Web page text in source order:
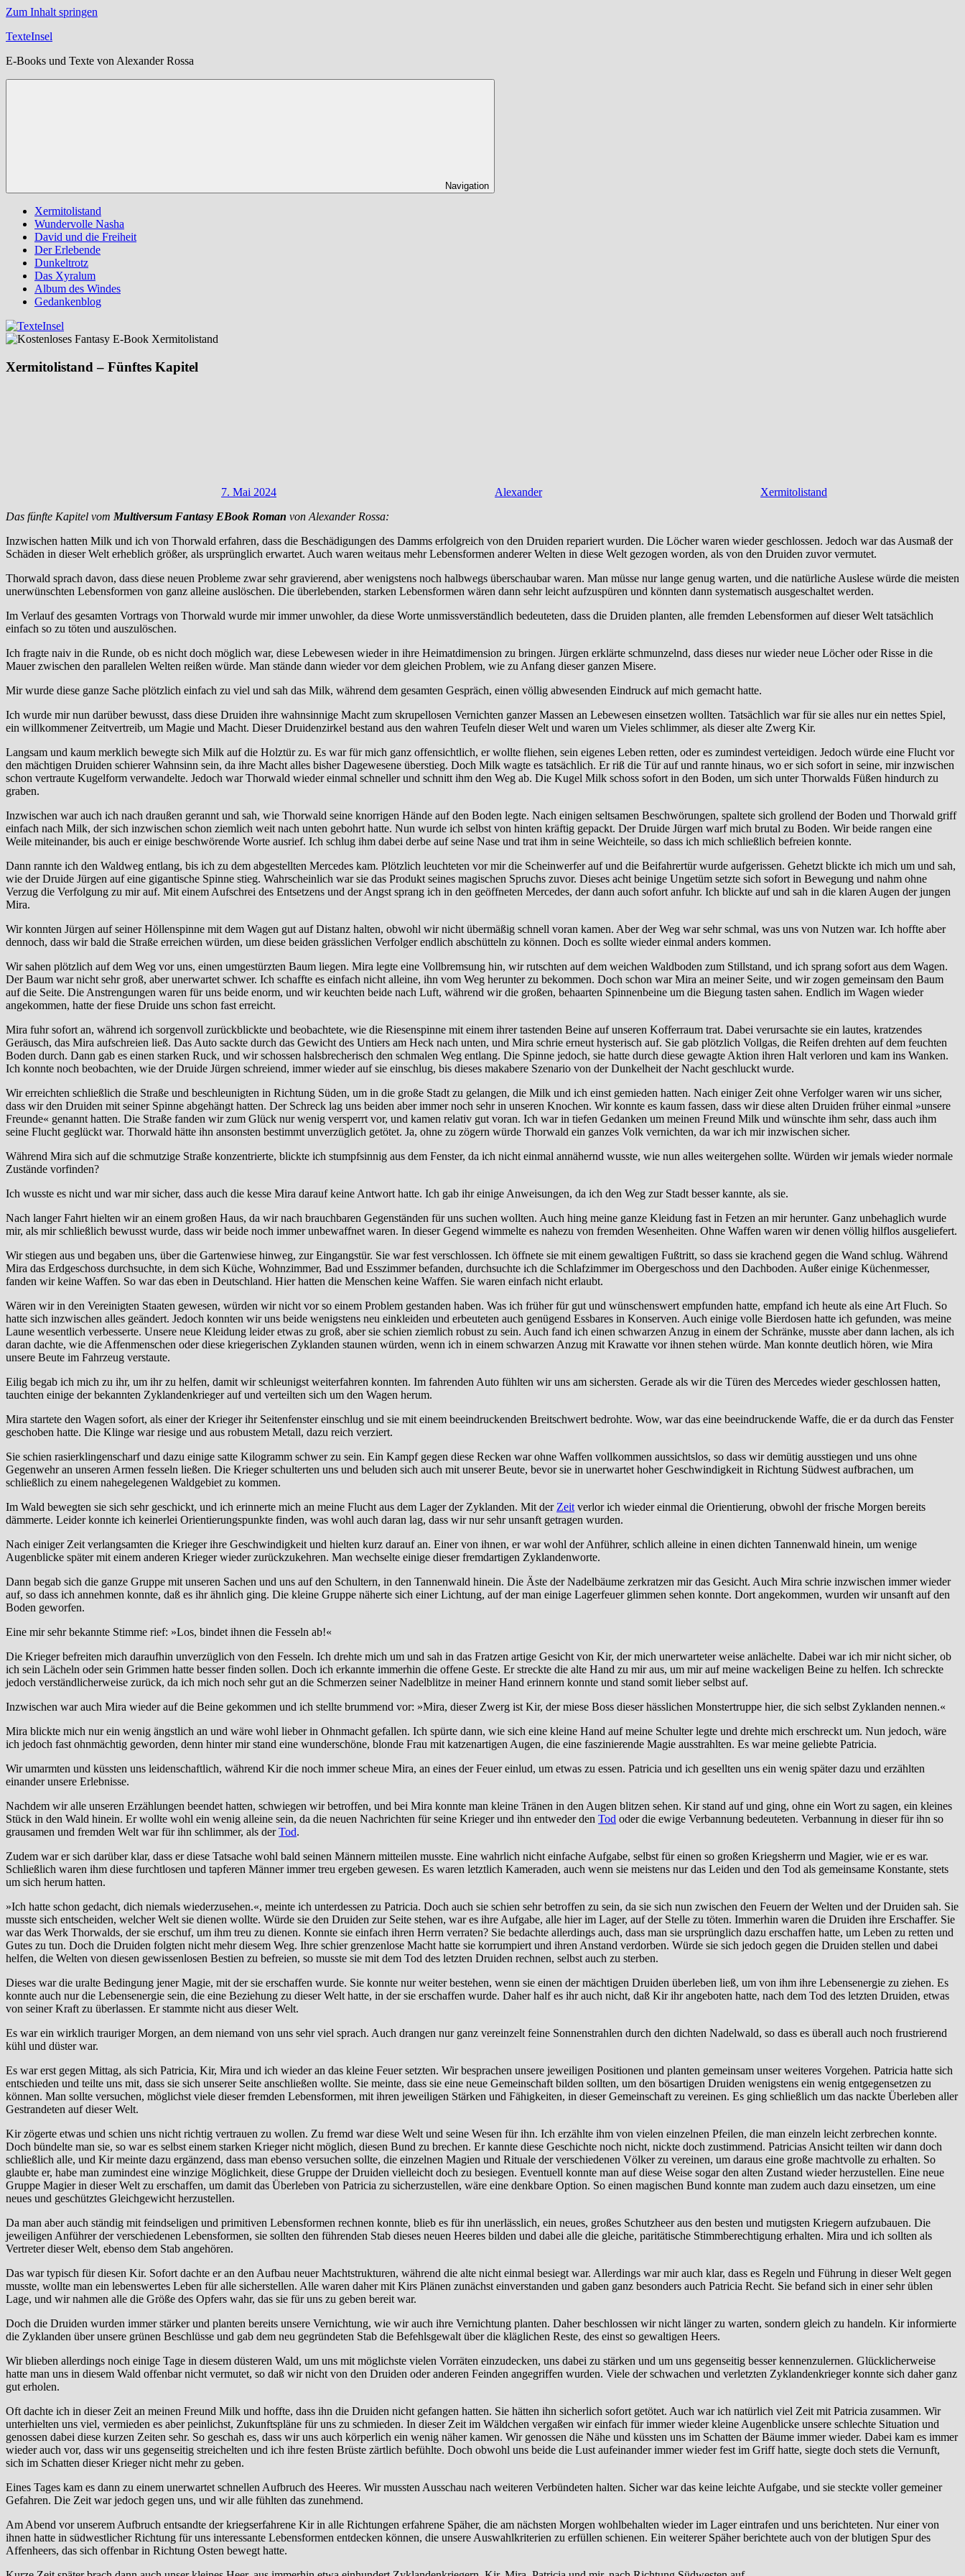
Zum Inhalt springen
TexteInsel
E-Books und Texte von Alexander Rossa
Navigation
Xermitolistand
Wundervolle Nasha
David und die Freiheit
Der Erlebende
Dunkeltrotz
Das Xyralum
Album des Windes
Gedankenblog
Xermitolistand – Fünftes Kapitel
7. Mai 2024 Alexander
Xermitolistand
Das fünfte Kapitel vom Multiversum Fantasy EBook Roman von Alexander Rossa:
Inzwischen hatten Milk und ich von Thorwald erfahren, dass die Beschädigungen des Damms erfolgreich von den Druiden repariert wurden. Die Löcher waren wieder geschlossen. Jedoch war das Ausmaß der
Schäden in dieser Welt erheblich größer, als ursprünglich erwartet. Auch waren weitaus mehr Lebensformen anderer Welten in diese Welt gezogen worden, als von den Druiden zuvor vermutet.
Thorwald sprach davon, dass diese neuen Probleme zwar sehr gravierend, aber wenigstens noch halbwegs überschaubar waren. Man müsse nur lange genug warten, und die natürliche Auslese würde die meisten
unerwünschten Lebensformen von ganz alleine auslöschen. Die überlebenden, starken Lebensformen wären dann sehr leicht aufzuspüren und könnten dann systematisch ausgeschaltet werden.
Im Verlauf des gesamten Vortrags von Thorwald wurde mir immer unwohler, da diese Worte unmissverständlich bedeuteten, dass die Druiden planten, alle fremden Lebensformen auf dieser Welt tatsächlich
einfach so zu töten und auszulöschen.
Ich fragte naiv in die Runde, ob es nicht doch möglich war, diese Lebewesen wieder in ihre Heimatdimension zu bringen. Jürgen erklärte schmunzelnd, dass dieses nur wieder neue Löcher oder Risse in die
Mauer zwischen den parallelen Welten reißen würde. Man stände dann wieder vor dem gleichen Problem, wie zu Anfang dieser ganzen Misere.
Mir wurde diese ganze Sache plötzlich einfach zu viel und sah das Milk, während dem gesamten Gespräch, einen völlig abwesenden Eindruck auf mich gemacht hatte.
Ich wurde mir nun darüber bewusst, dass diese Druiden ihre wahnsinnige Macht zum skrupellosen Vernichten ganzer Massen an Lebewesen einsetzen wollten. Tatsächlich war für sie alles nur ein nettes Spiel,
ein willkommener Zeitvertreib, um Magie und Macht. Dieser Druidenzirkel bestand aus den wahren Teufeln dieser Welt und waren um Vieles schlimmer, als dieser alte Zwerg Kir.
Langsam und kaum merklich bewegte sich Milk auf die Holztür zu. Es war für mich ganz offensichtlich, er wollte fliehen, sein eigenes Leben retten, oder es zumindest verteidigen. Jedoch würde eine Flucht vor
den mächtigen Druiden schierer Wahnsinn sein, da ihre Macht alles bisher Dagewesene überstieg. Doch Milk wagte es tatsächlich. Er riß die Tür auf und rannte hinaus, wo er sich sofort in seine, mir inzwischen
schon vertraute Kugelform verwandelte. Jedoch war Thorwald wieder einmal schneller und schnitt ihm den Weg ab. Die Kugel Milk schoss sofort in den Boden, um sich unter Thorwalds Füßen hindurch zu
graben.
Inzwischen war auch ich nach draußen gerannt und sah, wie Thorwald seine knorrigen Hände auf den Boden legte. Nach einigen seltsamen Beschwörungen, spaltete sich grollend der Boden und Thorwald griff
einfach nach Milk, der sich inzwischen schon ziemlich weit nach unten gebohrt hatte. Nun wurde ich selbst von hinten kräftig gepackt. Der Druide Jürgen warf mich brutal zu Boden. Wir beide rangen eine
Weile miteinander, bis auch er einige beschwörende Worte ausrief. Ich schlug ihm dabei derbe auf seine Nase und trat ihm in seine Weichteile, so dass ich mich schließlich befreien konnte.
Dann rannte ich den Waldweg entlang, bis ich zu dem abgestellten Mercedes kam. Plötzlich leuchteten vor mir die Scheinwerfer auf und die Beifahrertür wurde aufgerissen. Gehetzt blickte ich mich um und sah,
wie der Druide Jürgen auf eine gigantische Spinne stieg. Wahrscheinlich war sie das Produkt seines magischen Spruchs zuvor. Dieses acht beinige Ungetüm setzte sich sofort in Bewegung und nahm ohne
Verzug die Verfolgung zu mir auf. Mit einem Aufschrei des Entsetzens und der Angst sprang ich in den geöffneten Mercedes, der dann auch sofort anfuhr. Ich blickte auf und sah in die klaren Augen der jungen
Mira.
Wir konnten Jürgen auf seiner Höllenspinne mit dem Wagen gut auf Distanz halten, obwohl wir nicht übermäßig schnell voran kamen. Aber der Weg war sehr schmal, was uns von Nutzen war. Ich hoffte aber
dennoch, dass wir bald die Straße erreichen würden, um diese beiden grässlichen Verfolger endlich abschütteln zu können. Doch es sollte wieder einmal anders kommen.
Wir sahen plötzlich auf dem Weg vor uns, einen umgestürzten Baum liegen. Mira legte eine Vollbremsung hin, wir rutschten auf dem weichen Waldboden zum Stillstand, und ich sprang sofort aus dem Wagen.
Der Baum war nicht sehr groß, aber unerwartet schwer. Ich schaffte es einfach nicht alleine, ihn vom Weg herunter zu bekommen. Doch schon war Mira an meiner Seite, und wir zogen gemeinsam den Baum
auf die Seite. Die Anstrengungen waren für uns beide enorm, und wir keuchten beide nach Luft, während wir die großen, behaarten Spinnenbeine um die Biegung tasten sahen. Endlich im Wagen wieder
angekommen, hatte der fiese Druide uns schon fast erreicht.
Mira fuhr sofort an, während ich sorgenvoll zurückblickte und beobachtete, wie die Riesenspinne mit einem ihrer tastenden Beine auf unseren Kofferraum trat. Dabei verursachte sie ein lautes, kratzendes
Geräusch, das Mira aufschreien ließ. Das Auto sackte durch das Gewicht des Untiers am Heck nach unten, und Mira schrie erneut hysterisch auf. Sie gab plötzlich Vollgas, die Reifen drehten auf dem feuchten
Boden durch. Dann gab es einen starken Ruck, und wir schossen halsbrecherisch den schmalen Weg entlang. Die Spinne jedoch, sie hatte durch diese gewagte Aktion ihren Halt verloren und kam ins Wanken.
Ich konnte noch beobachten, wie der Druide Jürgen schreiend, immer wieder auf sie einschlug, bis dieses makabere Szenario von der Dunkelheit der Nacht geschluckt wurde.
Wir erreichten schließlich die Straße und beschleunigten in Richtung Süden, um in die große Stadt zu gelangen, die Milk und ich einst gemieden hatten. Nach einiger Zeit ohne Verfolger waren wir uns sicher,
dass wir den Druiden mit seiner Spinne abgehängt hatten. Der Schreck lag uns beiden aber immer noch sehr in unseren Knochen. Wir konnte es kaum fassen, dass wir diese alten Druiden früher einmal »unsere
Freunde« genannt hatten. Die Straße fanden wir zum Glück nur wenig versperrt vor, und kamen relativ gut voran. Ich war in tiefen Gedanken um meinen Freund Milk und wünschte ihm sehr, dass auch ihm
seine Flucht geglückt war. Thorwald hätte ihn ansonsten bestimmt unverzüglich getötet. Ja, ohne zu zögern würde Thorwald ein ganzes Volk vernichten, da war ich mir inzwischen sicher.
Während Mira sich auf die schmutzige Straße konzentrierte, blickte ich stumpfsinnig aus dem Fenster, da ich nicht einmal annähernd wusste, wie nun alles weitergehen sollte. Würden wir jemals wieder normale
Zustände vorfinden?
Ich wusste es nicht und war mir sicher, dass auch die kesse Mira darauf keine Antwort hatte. Ich gab ihr einige Anweisungen, da ich den Weg zur Stadt besser kannte, als sie.
Nach langer Fahrt hielten wir an einem großen Haus, da wir nach brauchbaren Gegenständen für uns suchen wollten. Auch hing meine ganze Kleidung fast in Fetzen an mir herunter. Ganz unbehaglich wurde
mir, als mir schließlich bewusst wurde, dass wir beide noch immer unbewaffnet waren. In dieser Gegend wimmelte es nahezu von fremden Wesenheiten. Ohne Waffen waren wir denen völlig hilflos ausgeliefert.
Wir stiegen aus und begaben uns, über die Gartenwiese hinweg, zur Eingangstür. Sie war fest verschlossen. Ich öffnete sie mit einem gewaltigen Fußtritt, so dass sie krachend gegen die Wand schlug. Während
Mira das Erdgeschoss durchsuchte, in dem sich Küche, Wohnzimmer, Bad und Esszimmer befanden, durchsuchte ich die Schlafzimmer im Obergeschoss und den Dachboden. Außer einige Küchenmesser,
fanden wir keine Waffen. So war das eben in Deutschland. Hier hatten die Menschen keine Waffen. Sie waren einfach nicht erlaubt.
Wären wir in den Vereinigten Staaten gewesen, würden wir nicht vor so einem Problem gestanden haben. Was ich früher für gut und wünschenswert empfunden hatte, empfand ich heute als eine Art Fluch. So
hatte sich inzwischen alles geändert. Jedoch konnten wir uns beide wenigstens neu einkleiden und erbeuteten auch genügend Essbares in Konserven. Auch einige volle Bierdosen hatte ich gefunden, was meine
Laune wesentlich verbesserte. Unsere neue Kleidung leider etwas zu groß, aber sie schien ziemlich robust zu sein. Auch fand ich einen schwarzen Anzug in einem der Schränke, musste aber dann lachen, als ich
daran dachte, wie die Affenmenschen oder diese kriegerischen Zyklanden staunen würden, wenn ich in einem schwarzen Anzug mit Krawatte vor ihnen stehen würde. Man konnte deutlich hören, wie Mira
unsere Beute im Fahrzeug verstaute.
Eilig begab ich mich zu ihr, um ihr zu helfen, damit wir schleunigst weiterfahren konnten. Im fahrenden Auto fühlten wir uns am sichersten. Gerade als wir die Türen des Mercedes wieder geschlossen hatten,
tauchten einige der bekannten Zyklandenkrieger auf und verteilten sich um den Wagen herum.
Mira startete den Wagen sofort, als einer der Krieger ihr Seitenfenster einschlug und sie mit einem beeindruckenden Breitschwert bedrohte. Wow, war das eine beeindruckende Waffe, die er da durch das Fenster
geschoben hatte. Die Klinge war riesige und aus robustem Metall, dazu reich verziert.
Sie schien rasierklingenscharf und dazu einige satte Kilogramm schwer zu sein. Ein Kampf gegen diese Recken war ohne Waffen vollkommen aussichtslos, so dass wir demütig ausstiegen und uns ohne
Gegenwehr an unseren Armen fesseln ließen. Die Krieger schulterten uns und beluden sich auch mit unserer Beute, bevor sie in unerwartet hoher Geschwindigkeit in Richtung Südwest aufbrachen, um
schließlich zu einem nahegelegenen Waldgebiet zu kommen.
Im Wald bewegten sie sich sehr geschickt, und ich erinnerte mich an meine Flucht aus dem Lager der Zyklanden. Mit derZeitverlor ich wieder einmal die Orientierung, obwohl der frische Morgen bereits
dämmerte. Leider konnte ich keinerlei Orientierungspunkte finden, was wohl auch daran lag, dass wir nur sehr unsanft getragen wurden.
Nach einiger Zeit verlangsamten die Krieger ihre Geschwindigkeit und hielten kurz darauf an. Einer von ihnen, er war wohl der Anführer, schlich alleine in einen dichten Tannenwald hinein, um wenige
Augenblicke später mit einem anderen Krieger wieder zurückzukehren. Man wechselte einige dieser fremdartigen Zyklandenworte.
Dann begab sich die ganze Gruppe mit unseren Sachen und uns auf den Schultern, in den Tannenwald hinein. Die Äste der Nadelbäume zerkratzen mir das Gesicht. Auch Mira schrie inzwischen immer wieder
auf, so dass ich annehmen konnte, daß es ihr ähnlich ging. Die kleine Gruppe näherte sich einer Lichtung, auf der man einige Lagerfeuer glimmen sehen konnte. Dort angekommen, wurden wir unsanft auf den
Boden geworfen.
Eine mir sehr bekannte Stimme rief: »Los, bindet ihnen die Fesseln ab!«
Die Krieger befreiten mich daraufhin unverzüglich von den Fesseln. Ich drehte mich um und sah in das Fratzen artige Gesicht von Kir, der mich unerwarteter weise anlächelte. Dabei war ich mir nicht sicher, ob
ich sein Lächeln oder sein Grimmen hatte besser finden sollen. Doch ich erkannte immerhin die offene Geste. Er streckte die alte Hand zu mir aus, um mir auf meine wackeligen Beine zu helfen. Ich schreckte
jedoch verständlicherweise zurück, da ich mich noch sehr gut an die Schmerzen seiner Nadelblitze in meiner Hand erinnern konnte und stand somit lieber selbst auf.
Inzwischen war auch Mira wieder auf die Beine gekommen und ich stellte brummend vor: »Mira, dieser Zwerg ist Kir, der miese Boss dieser hässlichen Monstertruppe hier, die sich selbst Zyklanden nennen.«
Mira blickte mich nur ein wenig ängstlich an und wäre wohl lieber in Ohnmacht gefallen. Ich spürte dann, wie sich eine kleine Hand auf meine Schulter legte und drehte mich erschreckt um. Nun jedoch, wäre
ich jedoch fast ohnmächtig geworden, denn hinter mir stand eine wunderschöne, blonde Frau mit katzenartigen Augen, die eine faszinierende Magie ausstrahlten. Es war meine geliebte Patricia.
Wir umarmten und küssten uns leidenschaftlich, während Kir die noch immer scheue Mira, an eines der Feuer einlud, um etwas zu essen. Patricia und ich gesellten uns ein wenig später dazu und erzählten
einander unsere Erlebnisse.
Nachdem wir alle unseren Erzählungen beendet hatten, schwiegen wir betroffen, und bei Mira konnte man kleine Tränen in den Augen blitzen sehen. Kir stand auf und ging, ohne ein Wort zu sagen, ein kleines
Stück in den Wald hinein. Er wollte wohl ein wenig alleine sein, da die neuen Nachrichten für seine Krieger und ihn entweder den Tod oder die ewige Verbannung bedeuteten. Verbannung in dieser für ihn so
grausamen und fremden Welt war für ihn schlimmer, als derTod.
Zudem war er sich darüber klar, dass er diese Tatsache wohl bald seinen Männern mitteilen musste. Eine wahrlich nicht einfache Aufgabe, selbst für einen so großen Kriegsherrn und Magier, wie er es war.
Schließlich waren ihm diese furchtlosen und tapferen Männer immer treu ergeben gewesen. Es waren letztlich Kameraden, auch wenn sie meistens nur das Leiden und den Tod als gemeinsame Konstante, stets
um sich herum hatten.
»Ich hatte schon gedacht, dich niemals wiederzusehen.«, meinte ich unterdessen zu Patricia. Doch auch sie schien sehr betroffen zu sein, da sie sich nun zwischen den Feuern der Welten und der Druiden sah. Sie
musste sich entscheiden, welcher Welt sie dienen wollte. Würde sie den Druiden zur Seite stehen, war es ihre Aufgabe, alle hier im Lager, auf der Stelle zu töten. Immerhin waren die Druiden ihre Erschaffer. Sie
war das Werk Thorwalds, der sie erschuf, um ihm treu zu dienen. Konnte sie einfach ihren Herrn verraten? Sie bedachte allerdings auch, dass man sie ursprünglich dazu erschaffen hatte, um Leben zu retten und
Gutes zu tun. Doch die Druiden folgten nicht mehr diesem Weg. Ihre schier grenzenlose Macht hatte sie korrumpiert und ihren Anstand verdorben. Würde sie sich jedoch gegen die Druiden stellen und dabei
helfen, die Welten von diesen gewissenlosen Bestien zu befreien, so musste sie mit dem Tod des letzten Druiden rechnen, selbst auch zu sterben.
Dieses war die uralte Bedingung jener Magie, mit der sie erschaffen wurde. Sie konnte nur weiter bestehen, wenn sie einen der mächtigen Druiden überleben ließ, um von ihm ihre Lebensenergie zu ziehen. Es
konnte auch nur die Lebensenergie sein, die eine Beziehung zu dieser Welt hatte, in der sie erschaffen wurde. Daher half es ihr auch nicht, daß Kir ihr angeboten hatte, nach dem Tod des letzten Druiden, etwas
von seiner Kraft zu überlassen. Er stammte nicht aus dieser Welt.
Es war ein wirklich trauriger Morgen, an dem niemand von uns sehr viel sprach. Auch drangen nur ganz vereinzelt feine Sonnenstrahlen durch den dichten Nadelwald, so dass es überall auch noch frustrierend
kühl und düster war.
Es war erst gegen Mittag, als sich Patricia, Kir, Mira und ich wieder an das kleine Feuer setzten. Wir besprachen unsere jeweiligen Positionen und planten gemeinsam unser weiteres Vorgehen. Patricia hatte sich
entschieden und teilte uns mit, dass sie sich unserer Seite anschließen wollte. Sie meinte, dass sie eine neue Gemeinschaft bilden sollten, um den bösartigen Druiden wenigstens ein wenig entgegensetzen zu
können. Man sollte versuchen, möglichst viele dieser fremden Lebensformen, mit ihren jeweiligen Stärken und Fähigkeiten, in dieser Gemeinschaft zu vereinen. Es ging schließlich um das nackte Überleben aller
Gestrandeten auf dieser Welt.
Kir zögerte etwas und schien uns nicht richtig vertrauen zu wollen. Zu fremd war diese Welt und seine Wesen für ihn. Ich erzählte ihm von vielen einzelnen Pfeilen, die man einzeln leicht zerbrechen konnte.
Doch bündelte man sie, so war es selbst einem starken Krieger nicht möglich, diesen Bund zu brechen. Er kannte diese Geschichte noch nicht, nickte doch zustimmend. Patricias Ansicht teilten wir dann doch
schließlich alle, und Kir meinte dazu ergänzend, dass man ebenso versuchen sollte, die einzelnen Magien und Rituale der verschiedenen Völker zu vereinen, um daraus eine große machtvolle zu erhalten. So
glaubte er, habe man zumindest eine winzige Möglichkeit, diese Gruppe der Druiden vielleicht doch zu besiegen. Eventuell konnte man auf diese Weise sogar den alten Zustand wieder herzustellen. Eine neue
Gruppe Magier in dieser Welt zu erschaffen, um damit das Überleben von Patricia zu sicherzustellen, wäre eine denkbare Option. So einen magischen Bund konnte man zudem auch dazu einsetzen, um eine
neues und geschütztes Gleichgewicht herzustellen.
Da man aber auch ständig mit feindseligen und primitiven Lebensformen rechnen konnte, blieb es für ihn unerlässlich, ein neues, großes Schutzheer aus den besten und mutigsten Kriegern aufzubauen. Die
jeweiligen Anführer der verschiedenen Lebensformen, sie sollten den führenden Stab dieses neuen Heeres bilden und dabei alle die gleiche, paritätische Stimmberechtigung erhalten. Mira und ich sollten als
Vertreter dieser Welt, ebenso dem Stab angehören.
Das war typisch für diesen Kir. Sofort dachte er an den Aufbau neuer Machtstrukturen, während die alte nicht einmal besiegt war. Allerdings war mir auch klar, dass es Regeln und Führung in dieser Welt gegen
musste, wollte man ein lebenswertes Leben für alle sicherstellen. Alle waren daher mit Kirs Plänen zunächst einverstanden und gaben ganz besonders auch Patricia Recht. Sie befand sich in einer sehr üblen
Lage, und wir nahmen alle die Größe des Opfers wahr, das sie für uns zu geben bereit war.
Doch die Druiden wurden immer stärker und planten bereits unsere Vernichtung, wie wir auch ihre Vernichtung planten. Daher beschlossen wir nicht länger zu warten, sondern gleich zu handeln. Kir informierte
die Zyklanden über unsere grünen Beschlüsse und gab dem neu gegründeten Stab die Befehlsgewalt über die kläglichen Reste, des einst so gewaltigen Heers.
Wir blieben allerdings noch einige Tage in diesem düsteren Wald, um uns mit möglichste vielen Vorräten einzudecken, uns dabei zu stärken und um uns gegenseitig besser kennenzulernen. Glücklicherweise
hatte man uns in diesem Wald offenbar nicht vermutet, so daß wir nicht von den Druiden oder anderen Feinden angegriffen wurden. Viele der schwachen und verletzten Zyklandenkrieger konnte sich daher ganz
gut erholen.
Oft dachte ich in dieser Zeit an meinen Freund Milk und hoffte, dass ihn die Druiden nicht gefangen hatten. Sie hätten ihn sicherlich sofort getötet. Auch war ich natürlich viel Zeit mit Patricia zusammen. Wir
unterhielten uns viel, vermieden es aber peinlichst, Zukunftspläne für uns zu schmieden. In dieser Zeit im Wäldchen vergaßen wir einfach für immer wieder kleine Augenblicke unsere schlechte Situation und
genossen dabei diese kurzen Zeiten sehr. So geschah es, dass wir uns auch körperlich ein wenig näher kamen. Wir genossen die Nähe und küssten uns im Schatten der Bäume immer wieder. Dabei kam es immer
wieder auch vor, dass wir uns gegenseitig streichelten und ich ihre festen Brüste zärtlich befühlte. Doch obwohl uns beide die Lust aufeinander immer wieder fest im Griff hatte, siegte doch stets die Vernunft,
sich im Schatten dieser Krieger nicht mehr zu geben.
Eines Tages kam es dann zu einem unerwartet schnellen Aufbruch des Heeres. Wir mussten Ausschau nach weiteren Verbündeten halten. Sicher war das keine leichte Aufgabe, und sie steckte voller gemeiner
Gefahren. Die Zeit war jedoch gegen uns, und wir alle fühlten das zunehmend.
Am Abend vor unserem Aufbruch entsandte der kriegserfahrene Kir in alle Richtungen erfahrene Späher, die am nächsten Morgen wohlbehalten wieder im Lager eintrafen und uns berichteten. Nur einer von
ihnen hatte in südwestlicher Richtung für uns interessante Lebensformen entdecken können, die unsere Auswahlkriterien zu erfüllen schienen. Ein weiterer Späher berichtete auch von der blutigen Spur des
Affenheers, das sich offenbar in Richtung Osten bewegt hatte.